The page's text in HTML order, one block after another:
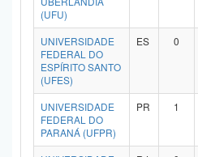
(UFU)
UNIVERSIDADE
FEDERAL DO
ESPÍRITO SANTO
(UFES)
ES 0
UNIVERSIDADE
FEDERAL DO
PARANÁ (UFPR)
PR 1